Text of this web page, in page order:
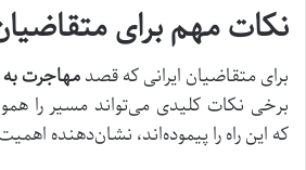
نکات مهم برای
برای متقاضیان ایرانی که قصدمهاجرت به
برخی نکات کلیدی می‌تواند مسیر را
که این راه را پیموده‌اند، نشان‌دهنده